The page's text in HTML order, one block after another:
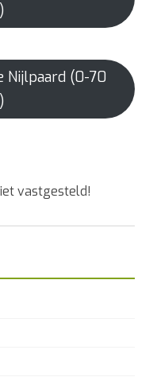
Nijlpaard (0-70
vastgesteld!